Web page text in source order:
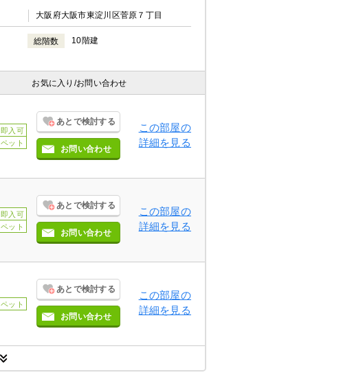
大阪府大阪市東淀川区菅原７丁目
総階数 10階建
お気に入り /お問い合わせ
即入可
ペット
あとで検討する
お問い合わせ
この部屋の
詳細を見る
即入可
ペット
あとで検討する
お問い合わせ
この部屋の
詳細を見る
ペット
あとで検討する
お問い合わせ
この部屋の
詳細を見る